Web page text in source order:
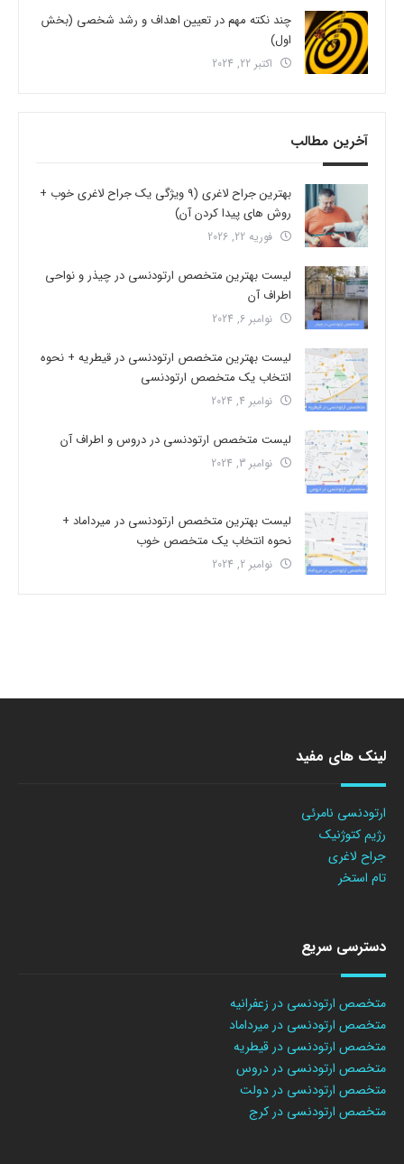
چند نکته مهم در تعیین اهداف و رشد شخصی (بخش
اول)
اکتبر 22, 2024
آخرین مطالب
بهترین جراح لاغری (9 ویژگی یک جراح لاغری خوب +
روش های پیدا کردن آن)
فوریه 22, 2026
لیست بهترین متخصص ارتودنسی در چیذر و نواحی
اطراف آن
نوامبر 6, 2024
لیست بهترین متخصص ارتودنسی در قیطریه + نحوه
انتخاب یک متخصص ارتودنسی
نوامبر 4, 2024
لیست متخصص ارتودنسی در دروس و اطراف آن
نوامبر 3, 2024
لیست بهترین متخصص ارتودنسی در میرداماد +
نحوه انتخاب یک متخصص خوب
نوامبر 2, 2024
لینک های مفید
ارتودنسی نامرئی
رژیم کتوژنیک
جراح لاغری
تام استخر
دسترسی سریع
متخصص ارتودنسی در زعفرانیه
متخصص ارتودنسی در میرداماد
متخصص ارتودنسی در قیطریه
متخصص ارتودنسی در دروس
متخصص ارتودنسی در دولت
متخصص ارتودنسی در کرج